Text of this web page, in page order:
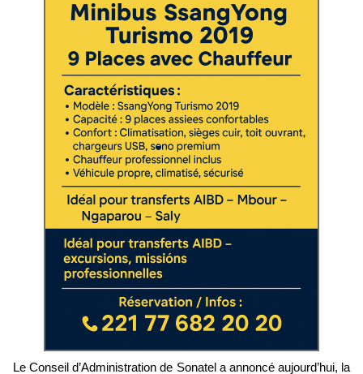
Le Conseil d’Administration de Sonatel a annoncé aujourd’hui, la